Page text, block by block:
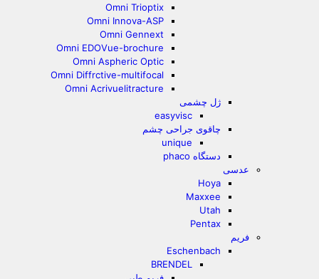
Omni Trioptix
Omni Innova-ASP
Omni Gennext
Omni EDOVue-brochure
Omni Aspheric Optic
Omni Diffrctive-multifocal
Omni Acrivuelitracture
ژل چشمی
easyvisc
چاقوی جراحی چشم
unique
دستگاه phaco
عدسی
Hoya
Maxxee
Utah
Pentax
فریم
Eschenbach
BRENDEL